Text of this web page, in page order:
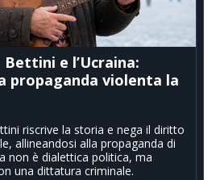
e l’Ucraina:
propaganda violenta la
riscrive la storia e nega il diritto
allineandosi alla propaganda di
non è dialettica politica, ma
una dittatura criminale.